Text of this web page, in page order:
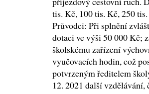
tis. Kč, 100 tis. Kč, 250
Průvodci: Při splnění
dotaci ve výši 50 000 Kč;
školskému zařízení
vyučovacích hodin, což
potvrzeným ředitelem
12. 2021 další